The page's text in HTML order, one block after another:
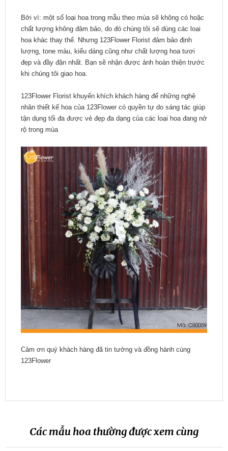
Bởi vì: một số loại hoa trong mẫu theo mùa sẽ không có hoặc
chất lượng không đảm bảo, do đó chúng tôi sẽ dùng các loại
hoa khác thay thế. Nhưng 123Flower Florist đảm bảo định
lượng, tone màu, kiểu dáng cũng như chất lượng hoa tươi
đẹp và đầy đặn nhất. Bạn sẽ nhận được ảnh hoàn thiện trước
khi chúng tôi giao hoa.
123Flower Florist khuyến khích khách hàng để những nghệ
nhân thiết kế hoa của 123Flower có quyền tự do sáng tác giúp
tận dụng tối đa được vẻ đẹp đa dạng của các loại hoa đang nở
rộ trong mùa
Cảm ơn quý khách hàng đã tin tưởng và đồng hành cùng
123Flower
Các mẫu hoa thường được xem cùng